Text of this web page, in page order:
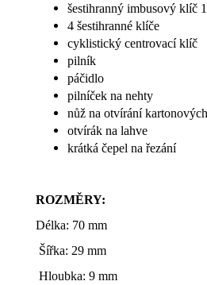
šestihranný imbusový klíč
4 šestihranné klíče
cyklistický centrovací klíč
pilník
páčidlo
pilníček na nehty
nůž na otvírání
otvírák na lahve
krátká čepel na řezání
ROZMĚRY:
Délka: 70 mm
Šířka: 29 mm
Hloubka: 9 mm